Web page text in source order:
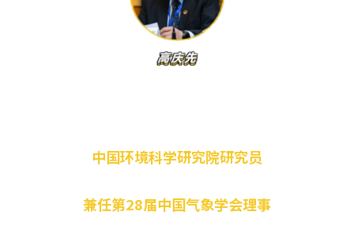
中国环境科学研究院研究员
兼任第28届中国气象学会理事